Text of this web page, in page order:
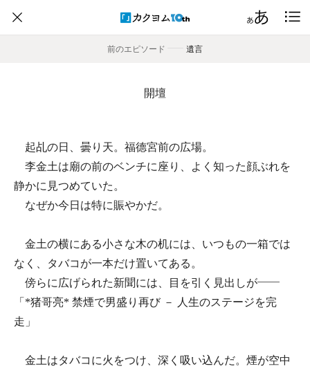
前のエピソード
―― 遺言
開壇
起乩の日、曇り天。福德宮前の広場。
李金土は廟の前のベンチに座り、よく知った顔ぶれを
静かに見つめていた。
なぜか今日は特に賑やかだ。
金土の横にある小さな木の机には、いつもの一箱では
なく、タバコが一本だけ置いてある。
傍らに広げられた新聞には、目を引く見出しが――
「*猪哥亮* 禁煙で男盛り再び － 人生のステージを完
走」
金土はタバコに火をつけ、深く吸い込んだ。煙が空中